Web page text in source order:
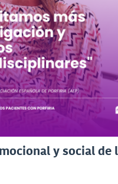
y social de